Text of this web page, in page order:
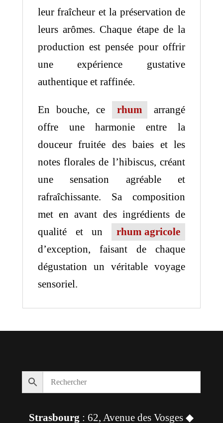
leur fraîcheur et la préservation de
leurs arômes. Chaque étape de la
production est pensée pour offrir
une expérience gustative
authentique et raffinée.
En bouche, ce rhum
arrangé
offre une harmonie entre la
douceur fruitée des baies et les
notes florales de l’hibiscus, créant
une sensation agréable et
rafraîchissante.
Sa composition
met en avant des ingrédients de
qualité et un
rhum agricole
d’exception, faisant de chaque
dégustation un véritable voyage
sensoriel.
Strasbourg : 62, Avenue des Vosges ◆